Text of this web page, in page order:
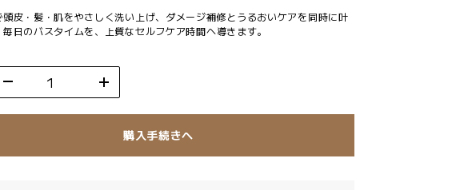
頭皮・髪・肌をやさしく洗い上げ、ダメージ補修とうるおいケアを同時に叶
日のバスタイムを、上質なセルフケア時間へ導きます。
購入手続きへ